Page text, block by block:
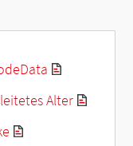
Alter